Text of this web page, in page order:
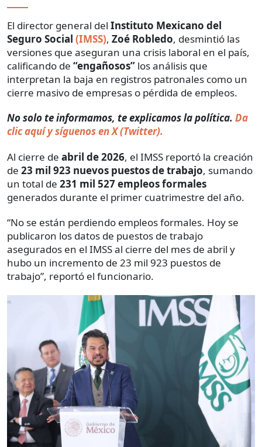
El director general del Instituto Mexicano del
Seguro Social (IMSS), Zoé Robledo, desmintió las
versiones que aseguran una crisis laboral en el país,
calificando de “engañosos” los análisis que
interpretan la baja en registros patronales como un
cierre masivo de empresas o pérdida de empleos.
No solo te informamos, te explicamos la política. Da
clic aquí y síguenos en X (Twitter).
Al cierre de abril de 2026, el IMSS reportó la creación
de 23 mil 923 nuevos puestos de trabajo, sumando
un total de 231 mil 527 empleos formales
generados durante el primer cuatrimestre del año.
“No se están perdiendo empleos formales. Hoy se
publicaron los datos de puestos de trabajo
asegurados en el IMSS al cierre del mes de abril y
hubo un incremento de 23 mil 923 puestos de
trabajo”, reportó el funcionario.